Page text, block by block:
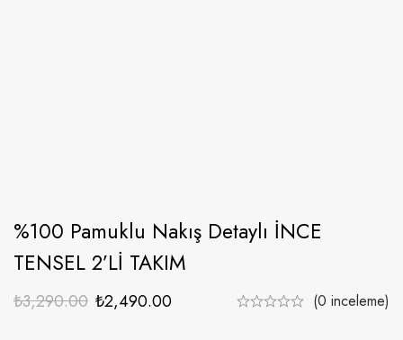
%100 Pamuklu Nakış Detaylı İNCE
TENSEL 2’Lİ TAKIM
₺3,290.00 ₺2,490.00 (0 inceleme)